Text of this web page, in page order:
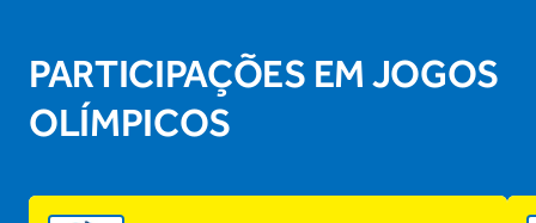
PARTICIPAÇÕES EM JOGOS
OLÍMPICOS